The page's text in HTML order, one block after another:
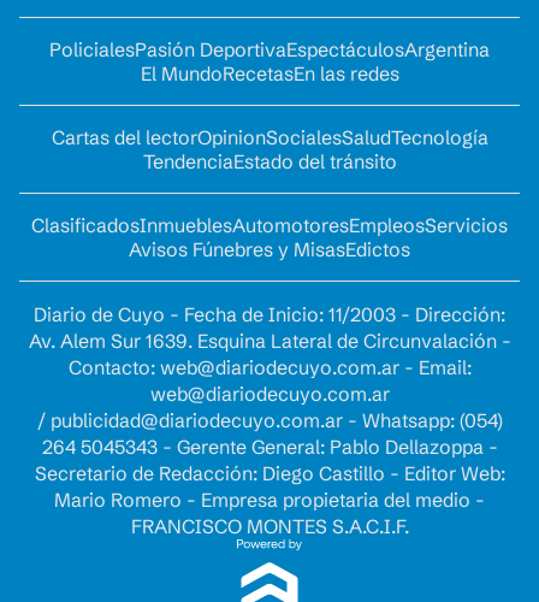
PolicialesPasión DeportivaEspectáculosArgentina
El MundoRecetasEn las redes
Cartas del lectorOpinionSocialesSaludTecnología
TendenciaEstado del tránsito
ClasificadosInmueblesAutomotoresEmpleosServicios
Avisos Fúnebres y MisasEdictos
Diario de Cuyo - Fecha de Inicio: 11/2003 - Dirección:
Av. Alem Sur 1639. Esquina Lateral de Circunvalación -
Contacto: web@diariodecuyo.com.ar- Email:
web@diariodecuyo.com.ar
/ publicidad@diariodecuyo.com.ar- Whatsapp: (054)
264 5045343 - Gerente General: Pablo Dellazoppa -
Secretario de Redacción: Diego Castillo - Editor Web:
Mario Romero - Empresa propietaria del medio -
FRANCISCO MONTES S.A.C.I.F.